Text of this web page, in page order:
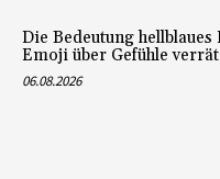
Die Bedeutung hellblaues
Emoji über Gefühle verrät
06.08.2026